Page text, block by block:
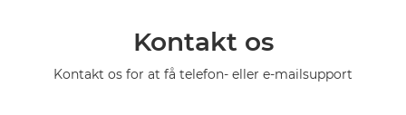
Kontakt os
Kontakt os for at få telefon- eller e-mailsupport